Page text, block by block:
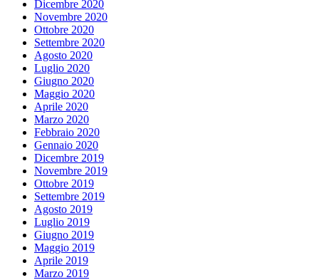
Dicembre 2020
Novembre 2020
Ottobre 2020
Settembre 2020
Agosto 2020
Luglio 2020
Giugno 2020
Maggio 2020
Aprile 2020
Marzo 2020
Febbraio 2020
Gennaio 2020
Dicembre 2019
Novembre 2019
Ottobre 2019
Settembre 2019
Agosto 2019
Luglio 2019
Giugno 2019
Maggio 2019
Aprile 2019
Marzo 2019